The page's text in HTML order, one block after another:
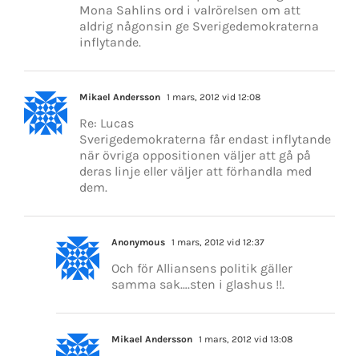
Mona Sahlins ord i valrörelsen om att
aldrig någonsin ge Sverigedemokraterna
inflytande.
Mikael Andersson 1 mars, 2012 vid 12:08
Re: Lucas
Sverigedemokraterna får endast inflytande
när övriga oppositionen väljer att gå på
deras linje eller väljer att förhandla med
dem.
Anonymous 1 mars, 2012 vid 12:37
Och för Alliansens politik gäller
samma sak….sten i glashus !!.
Mikael Andersson 1 mars, 2012 vid 13:08